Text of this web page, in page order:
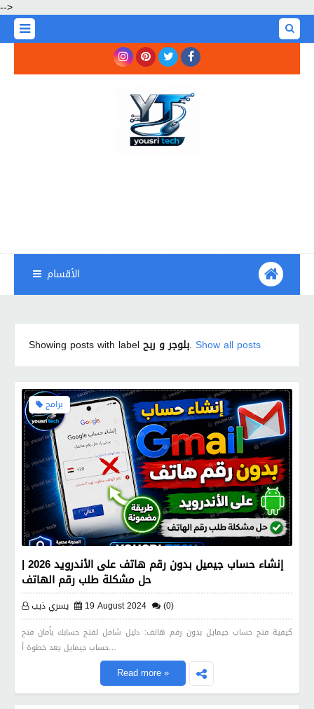
-->
الأقسام
Showing posts with labelبلوجر و ربح. Show all posts
برامج
إنشاء حساب جيميل بدون رقم هاتف على الأندرويد 2026 |
حل مشكلة طلب رقم الهاتف
يسري ذيب 19 August 2024 (0)
كيفية فتح حساب جيمايل بدون رقم هاتف: دليل شامل لفتح حسابك بأمان فتح
حساب جيمايل يعد خطوة أ…
Read more »